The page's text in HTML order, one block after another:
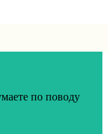
по поводу